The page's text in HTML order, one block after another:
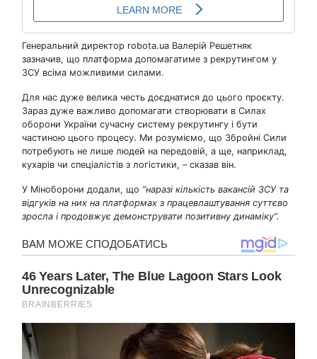
Генеральний директор robota.ua Валерій Решетняк
зазначив, що платформа допомагатиме з рекрутингом у
ЗСУ всіма можливими силами.
Для нас дуже велика честь доєднатися до цього проєкту.
Зараз дуже важливо допомагати створювати в Силах
оборони України сучасну систему рекрутингу і бути
частиною цього процесу. Ми розуміємо, що Збройні Сили
потребують не лише людей на передовій, а ще, наприклад,
кухарів чи спеціалістів з логістики, – сказав він.
У Міноборони додали, що “наразі кількість вакансій ЗСУ та
відгуків на них на платформах з працевлаштування суттєво
зросла і продовжує демонструвати позитивну динаміку”.